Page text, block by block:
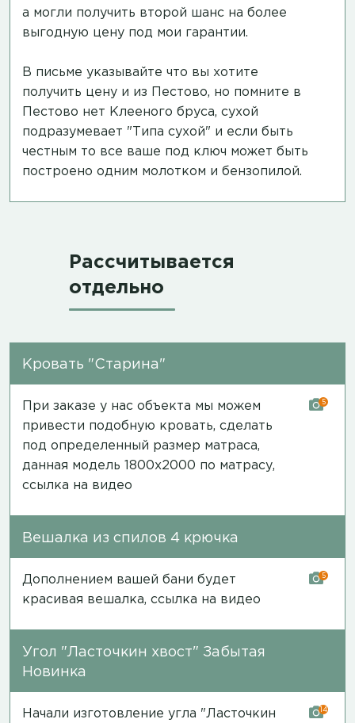
а могли получить второй шанс на более
выгодную цену под мои гарантии.
В письме указывайте что вы хотите
получить цену и из Пестово, но помните в
Пестово нет Клееного бруса, сухой
подразумевает "Типа сухой" и если быть
честным то все ваше под ключ может быть
построено одним молотком и бензопилой.
Рассчитывается
отдельно
Кровать "Старина"
При заказе у нас объекта мы можем
привести подобную кровать, сделать
под определенный размер матраса,
данная модель 1800х2000 по матрасу,
ссылка на видео
5
Вешалка из спилов 4 крючка
Дополнением вашей бани будет
красивая вешалка, ссылка на видео
5
Угол "Ласточкин хвост" Забытая
Новинка
Начали изготовление угла "Ласточкин
14